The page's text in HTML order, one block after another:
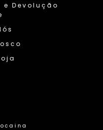
Devolução